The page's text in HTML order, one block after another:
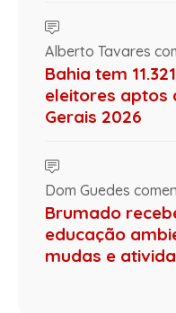
Alberto Tavares
Bahia tem
eleitores aptos
Gerais 2026
Dom Guedes
Brumado
educação
mudas e